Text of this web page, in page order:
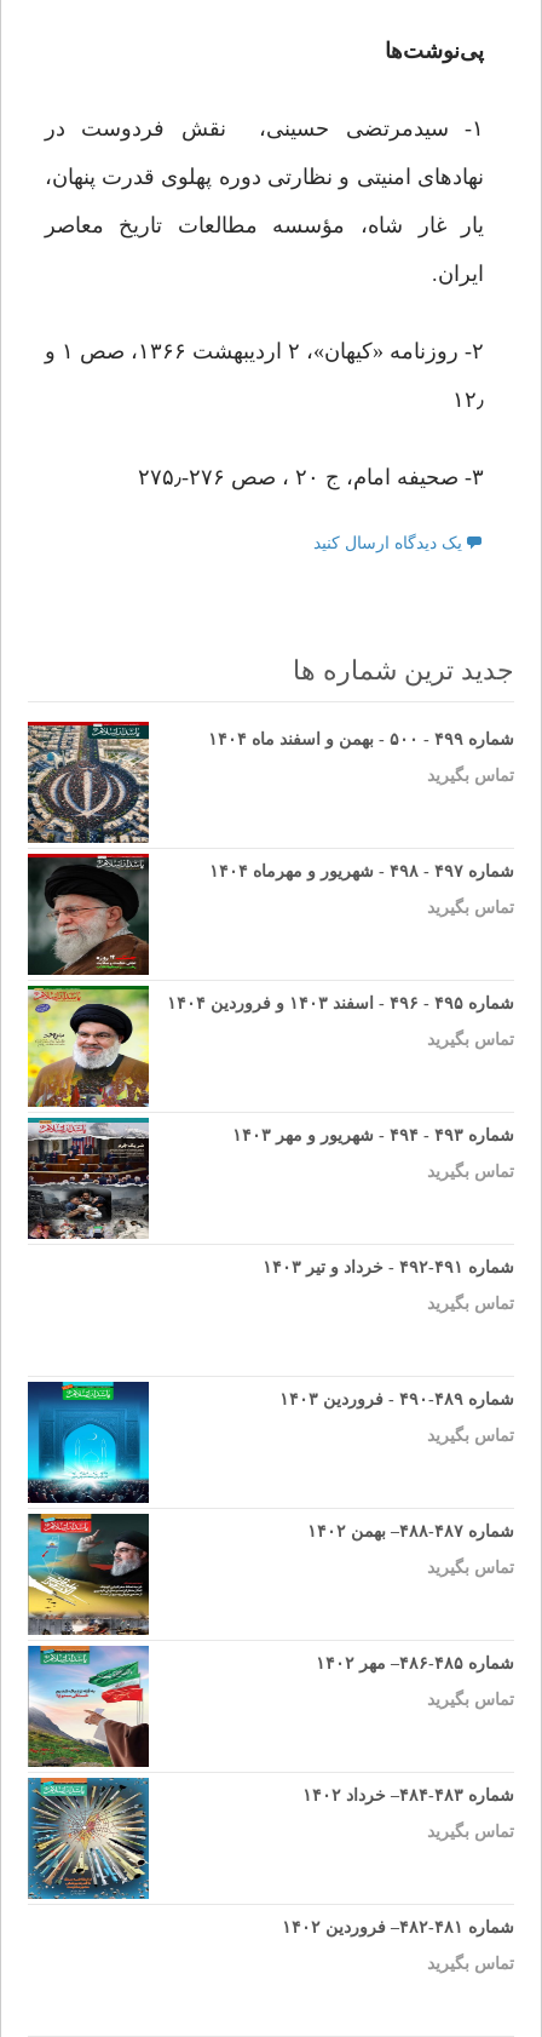
پی‌نوشت‌ها
۱- سیدمرتضی حسینی، نقش فردوست در
نهادهای امنیتی و نظارتی دوره پهلوی قدرت پنهان،
یار غار شاه، مؤسسه مطالعات تاریخ معاصر
ایران.
۲- روزنامه «کیهان»، ۲ اردیبهشت ۱۳۶۶، صص ۱ و
۱۲٫
۳- صحیفه امام، ج ۲۰ ، صص ۲۷۶-۲۷۵٫
یک دیدگاه ارسال کنید
جدید ترین شماره ها
شماره ۴۹۹ - ۵۰۰ - بهمن و اسفند ماه ۱۴۰۴
تماس بگیرید
شماره ۴۹۷ - ۴۹۸ - شهریور و مهرماه ۱۴۰۴
تماس بگیرید
شماره ۴۹۵ - ۴۹۶ - اسفند ۱۴۰۳ و فروردین ۱۴۰۴
تماس بگیرید
شماره ۴۹۳ - ۴۹۴ - شهریور و مهر ۱۴۰۳
تماس بگیرید
شماره ۴۹۱-۴۹۲ - خرداد و تیر ۱۴۰۳
تماس بگیرید
شماره ۴۸۹-۴۹۰ - فروردین ۱۴۰۳
تماس بگیرید
شماره ۴۸۷-۴۸۸– بهمن ۱۴۰۲
تماس بگیرید
شماره ۴۸۵-۴۸۶– مهر ۱۴۰۲
تماس بگیرید
شماره ۴۸۳-۴۸۴– خرداد ۱۴۰۲
تماس بگیرید
شماره ۴۸۱-۴۸۲– فروردین ۱۴۰۲
تماس بگیرید